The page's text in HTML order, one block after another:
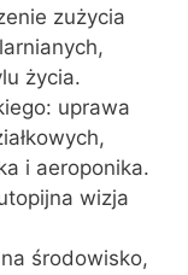
zużycia
życia.
uprawa
i aeroponika.
wizja
środowisko,